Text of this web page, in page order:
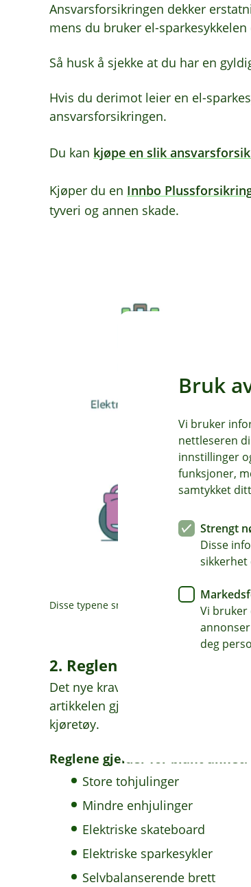
Ansvarsforsikringen dekker
mens du bruker el-sparkesykkelen
Så husk å sjekke at du har en
Hvis du derimot leier en el-
ansvarsforsikringen.
Du kan kjøpe en slik
Kjøper du en Innbo
tyveri og annen skade.
Disse typene små elektriske kjøretøy kan du
2. Reglene gjelder for alle
Det nye kravet om
artikkelen gjelder altså for alle
kjøretøy.
Reglene gjelder for blant annet:
Store tohjulinger
Mindre enhjulinger
Elektriske skateboard
Elektriske sparkesykler
Selvbalanserende brett
Bruk
Vi bruker
nettleseren
innstillinger
funksjoner,
samtykket
Strengt
Disse
sikkerhet
Vi bruker
deg